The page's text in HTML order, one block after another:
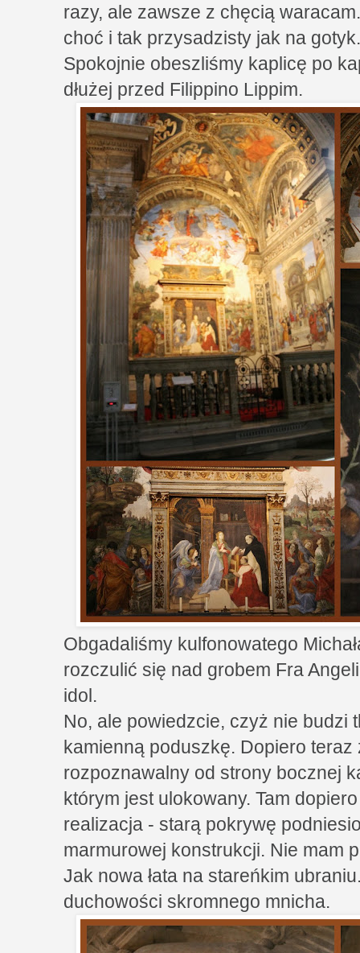
razy, ale zawsze z chęcią
choć i tak przysadzisty jak na gotyk.
Spokojnie obeszliśmy kaplicę po
dłużej przed Filippino Lippim.
Obgadaliśmy kulfonowatego
rozczulić się nad grobem Fra
idol.
No, ale powiedzcie, czyż nie budzi
kamienną poduszkę. Dopiero teraz
rozpoznawalny od strony bocznej
którym jest ulokowany. Tam
realizacja - starą pokrywę
marmurowej konstrukcji. Nie mam
Jak nowa łata na stareńkim
duchowości skromnego mnicha.